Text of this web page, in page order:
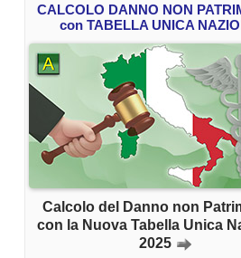
CALCOLO DANNO NON
con TABELLA UNICA
Calcolo del Danno non
con la Nuova Tabella Unica
2025